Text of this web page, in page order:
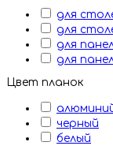
для
для
для
для
Цвет планок
черный
белый